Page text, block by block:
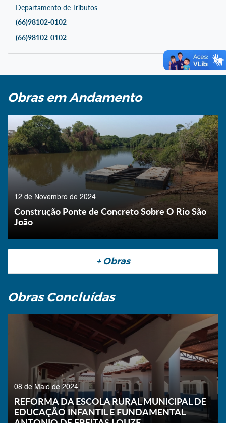
Departamento de Tributos
(66)98102-0102
(66)98102-0102
Obras em Andamento
12 de Novembro de 2024
Construção Ponte de Concreto Sobre O Rio São
João
+ Obras
Obras Concluídas
08 de Maio de 2024
REFORMA DA ESCOLA RURAL MUNICIPAL DE
EDUCAÇÃO INFANTIL E FUNDAMENTAL